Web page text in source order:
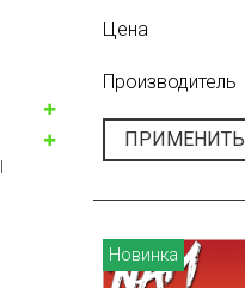
Цена
Производитель
ПРИМЕНИТЬ
Новинка